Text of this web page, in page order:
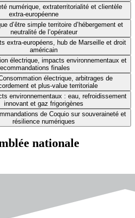
numérique, extraterritorialité et clientèle
extra‑européenne
d’être simple territoire d’hébergement et
neutralité de l’opérateur
extra‑européens, hub de Marseille et droit
américain
électrique, impacts environnementaux et
finales
électrique, arbitrages de
et plus‑value territoriale
environnementaux : eau, refroidissement
innovant et gaz frigorigènes
de Coquio sur souveraineté et
résilience numériques
nationale